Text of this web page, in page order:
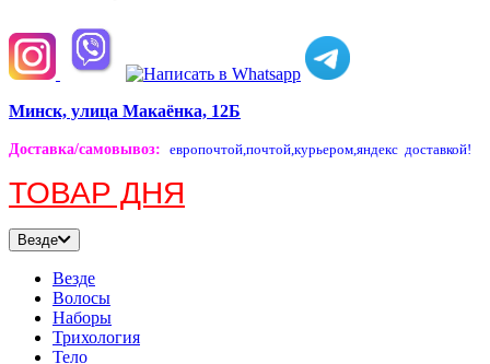
Минск, улица Макаёнка, 12Б
Доставка/самовывоз: европочтой,почтой,курьером,яндекс доставкой!
ТОВАР ДНЯ
Везде
Везде
Волосы
Наборы
Трихология
Тело